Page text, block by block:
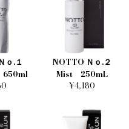
ｏ.１
NOTTO Ｎｏ.２
Mist 250mL
¥4,180